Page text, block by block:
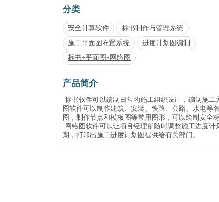
分类
安全计算软件
标书制作与管理系统
施工平面图布置系统
进度计划图编制
标书+平面图+网络图
产品简介
·标书软件可以编制日常的施工组织设计，编制施工
图软件可以制作建筑、安装、铁路、公路、水电等
图，制作节点和模板图等常用图形，可以绘制安全
·网络图软件可以让项目经理部随时调整施工进度计
期，打印出施工进度计划图提供给有关部门。